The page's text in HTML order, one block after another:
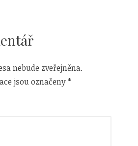
nebude zveřejněna.
jsou označeny*